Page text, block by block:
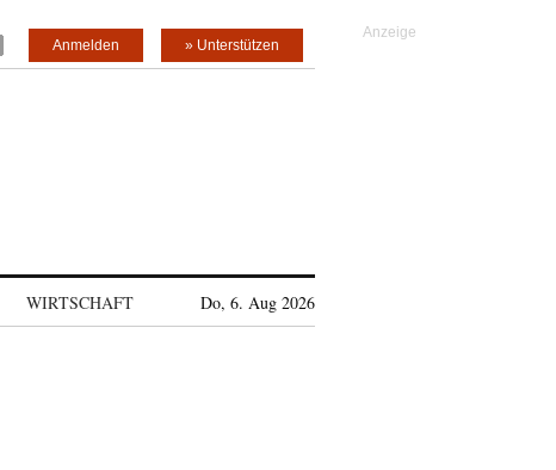
» Unterstützen
Anmelden
WIRTSCHAFT Do, 6. Aug 2026